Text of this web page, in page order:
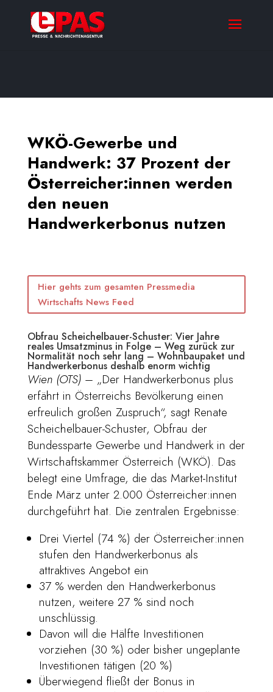
WKÖ-Gewerbe und
Handwerk: 37 Prozent der
Österreicher:innen werden
den neuen
Handwerkerbonus nutzen
Hier gehts zum gesamten Pressmedia
Wirtschafts News Feed
Obfrau Scheichelbauer-Schuster: Vier Jahre
reales Umsatzminus in Folge – Weg zurück zur
Normalität noch sehr lang – Wohnbaupaket und
Handwerkerbonus deshalb enorm wichtig
Wien (OTS) – „Der Handwerkerbonus plus
erfährt in Österreichs Bevölkerung einen
erfreulich großen Zuspruch“, sagt Renate
Scheichelbauer-Schuster, Obfrau der
Bundessparte Gewerbe und Handwerk in der
Wirtschaftskammer Österreich (WKÖ). Das
belegt eine Umfrage, die das Market-Institut
Ende März unter 2.000 Österreicher:innen
durchgeführt hat. Die zentralen Ergebnisse:
Drei Viertel (74 %) der Österreicher:innen
stufen den Handwerkerbonus als
attraktives Angebot ein
37 % werden den Handwerkerbonus
nutzen, weitere 27 % sind noch
unschlüssig.
Davon will die Hälfte Investitionen
vorziehen (30 %) oder bisher ungeplante
Investitionen tätigen (20 %)
Überwiegend fließt der Bonus in